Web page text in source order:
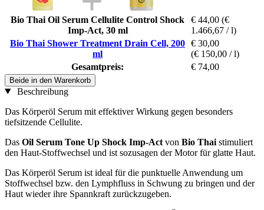
Bio Thai Oil Serum Cellulite Control Shock
Imp-Act, 30 ml
€ 44,00 (€
1.466,67 / l)
Bio Thai Shower Treatment Drain Cell, 200
ml
€ 30,00
(€ 150,00 / l)
Gesamtpreis:
€ 74,00
Beide in den Warenkorb
Beschreibung
Das Körperöl Serum mit effektiver Wirkung gegen besonders
tiefsitzende Cellulite.
Das Oil Serum Tone Up Shock Imp-Act von Bio Thai stimuliert
den Haut-Stoffwechsel und ist sozusagen der Motor für glatte Haut.
Das Körperöl Serum ist ideal für die punktuelle Anwendung um
Stoffwechsel bzw. den Lymphfluss in Schwung zu bringen und der
Haut wieder ihre Spannkraft zurückzugeben.